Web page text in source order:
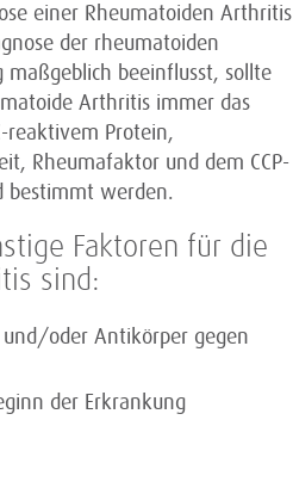
einer Rheumatoiden Arthritis
der rheumatoiden
beeinflusst, sollte
Arthritis immer das
reaktivem Protein,
Rheumafaktor und dem CCP-
bestimmt werden.
Faktoren für die
sind:
oder Antikörper gegen
der Erkrankung